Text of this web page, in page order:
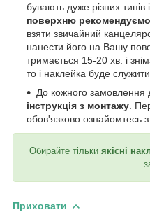
бувають дуже різних типів
поверхню рекомендуємо
взяти звичайний
нанести його на Вашу
тримається 15-20 хв. і
то і наклейка буде
До кожного замовлення
інструкція з монтажу .
обов'язково ознайомтесь
Обирайте тільки якісні
Приховати